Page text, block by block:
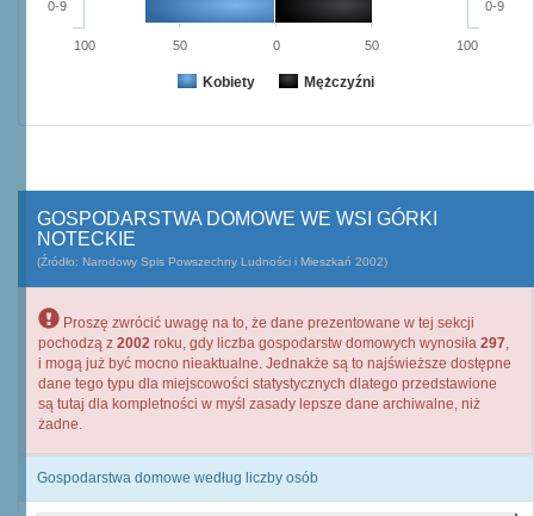
Kobiety Mężczyźni
0-9 0-9
100 50 0 50 100
GOSPODARSTWA DOMOWE WE WSI GÓRKI
NOTECKIE
(Źródło: Narodowy Spis Powszechny Ludności i Mieszkań 2002)
Proszę zwrócić uwagę na to, że dane prezentowane w tej sekcji
pochodzą z 2002 roku, gdy liczba gospodarstw domowych wynosiła 297,
i mogą już być mocno nieaktualne. Jednakże są to najświeższe dostępne
dane tego typu dla miejscowości statystycznych dlatego przedstawione
są tutaj dla kompletności w myśl zasady lepsze dane archiwalne, niż
żadne.
Gospodarstwa domowe według liczby osób